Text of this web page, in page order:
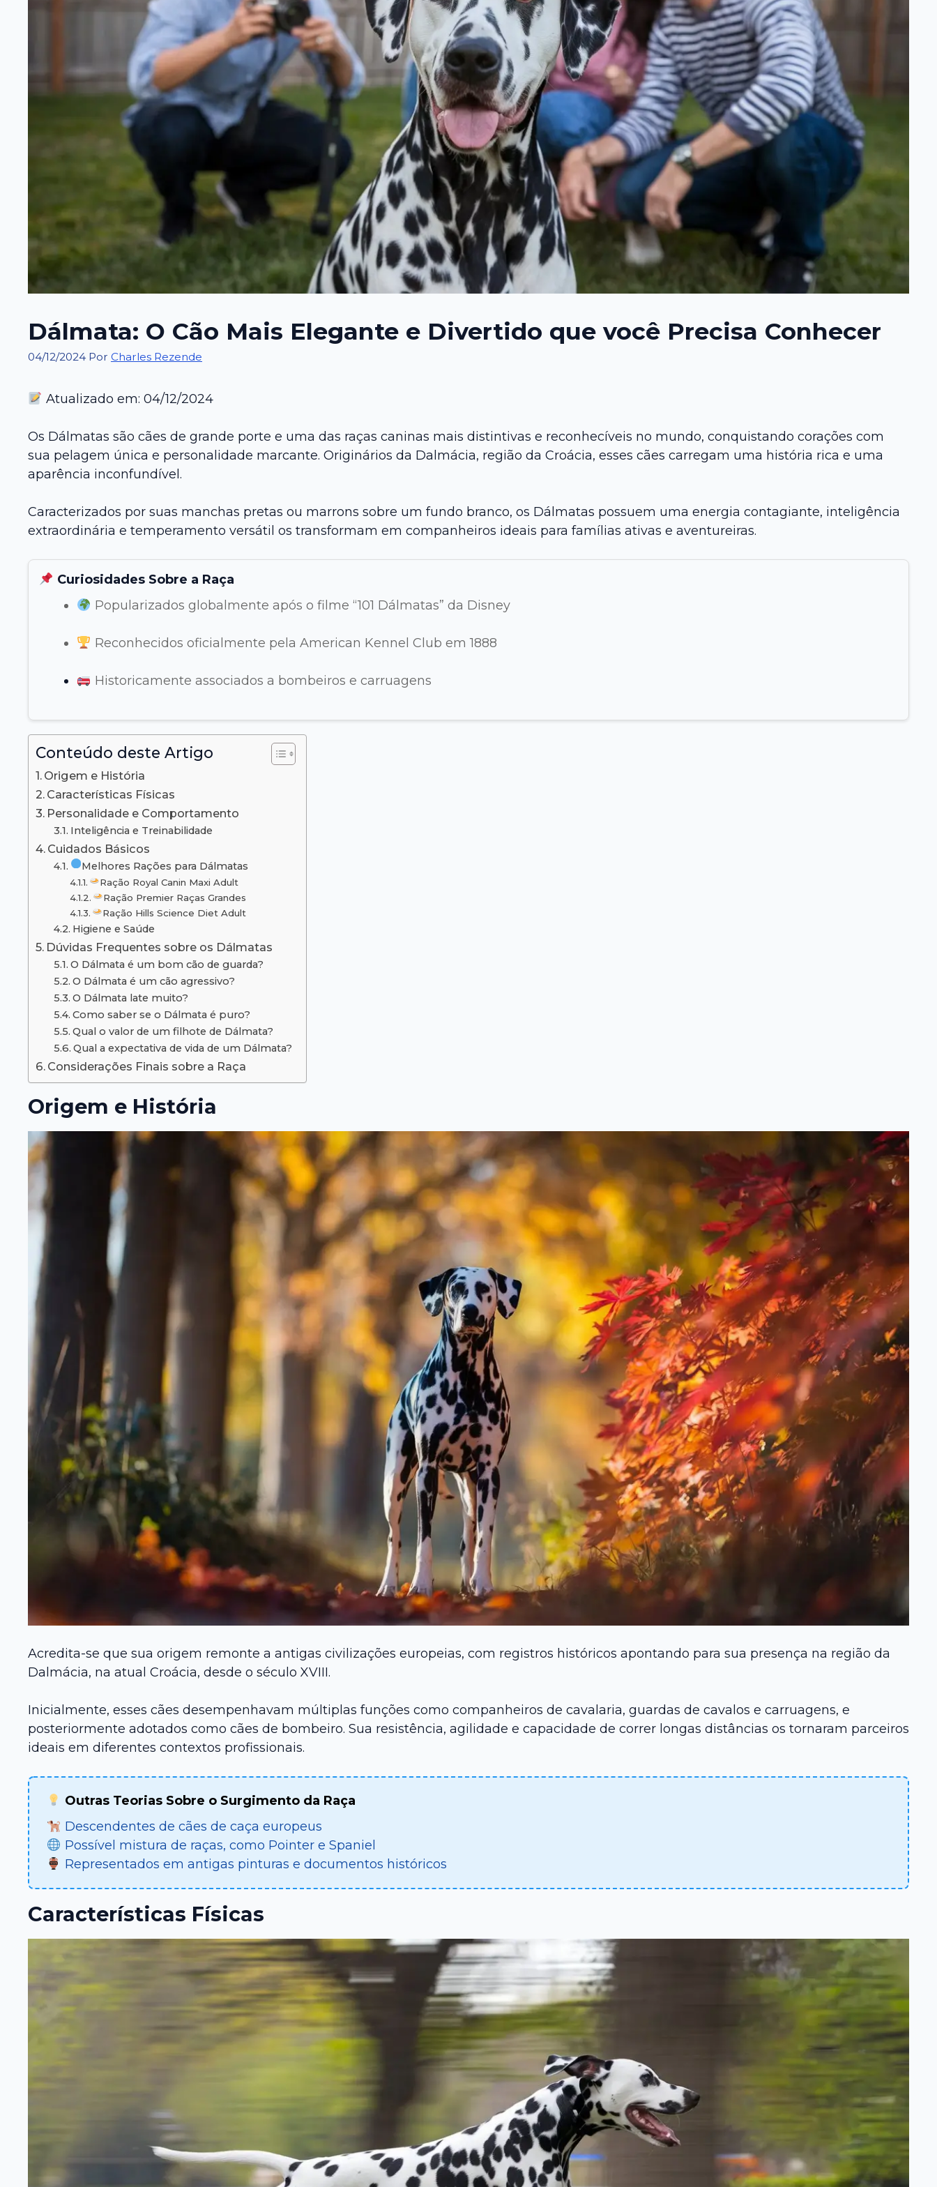
Dálmata: O Cão Mais Elegante e Divertido que você Precisa Conhecer
04/12/2024 Por Charles Rezende
Atualizado em: 04/12/2024
Os Dálmatas são cães de grande porte e uma das raças caninas mais distintivas e reconhecíveis no mundo, conquistando corações com
sua pelagem única e personalidade marcante. Originários da Dalmácia, região da Croácia, esses cães carregam uma história rica e uma
aparência inconfundível.
Caracterizados por suas manchas pretas ou marrons sobre um fundo branco, os Dálmatas possuem uma energia contagiante, inteligência
extraordinária e temperamento versátil os transformam em companheiros ideais para famílias ativas e aventureiras.
Curiosidades Sobre a Raça
Popularizados globalmente após o filme “101 Dálmatas” da Disney
Reconhecidos oficialmente pela American Kennel Club em 1888
Historicamente associados a bombeiros e carruagens
Conteúdo deste Artigo
Origem e História
Características Físicas
Personalidade e Comportamento
Inteligência e Treinabilidade
Cuidados Básicos
Melhores Rações para Dálmatas
Ração Royal Canin Maxi Adult
Ração Premier Raças Grandes
Ração Hills Science Diet Adult
Higiene e Saúde
Dúvidas Frequentes sobre os Dálmatas
O Dálmata é um bom cão de guarda?
O Dálmata é um cão agressivo?
O Dálmata late muito?
Como saber se o Dálmata é puro?
Qual o valor de um filhote de Dálmata?
Qual a expectativa de vida de um Dálmata?
Considerações Finais sobre a Raça
Origem e História
Acredita-se que sua origem remonte a antigas civilizações europeias, com registros históricos apontando para sua presença na região da
Dalmácia, na atual Croácia, desde o século XVIII.
Inicialmente, esses cães desempenhavam múltiplas funções como companheiros de cavalaria, guardas de cavalos e carruagens, e
posteriormente adotados como cães de bombeiro. Sua resistência, agilidade e capacidade de correr longas distâncias os tornaram parceiros
ideais em diferentes contextos profissionais.
Outras Teorias Sobre o Surgimento da Raça
Descendentes de cães de caça europeus
Possível mistura de raças, como Pointer e Spaniel
Representados em antigas pinturas e documentos históricos
Características Físicas